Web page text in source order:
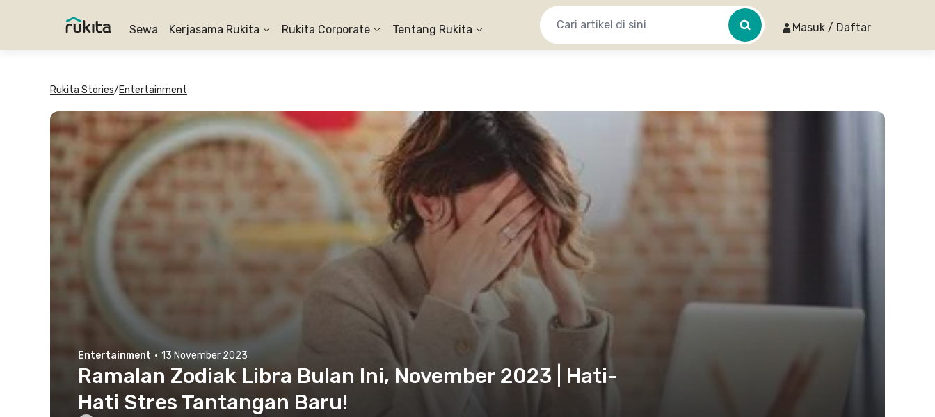
Sewa Kerjasama Rukita Rukita Corporate Tentang Rukita Masuk / Daftar
Rukita Stories/Entertainment
Entertainment · 13 November 2023
Ramalan Zodiak Libra Bulan Ini, November 2023 | Hati-
Hati Stres Tantangan Baru!